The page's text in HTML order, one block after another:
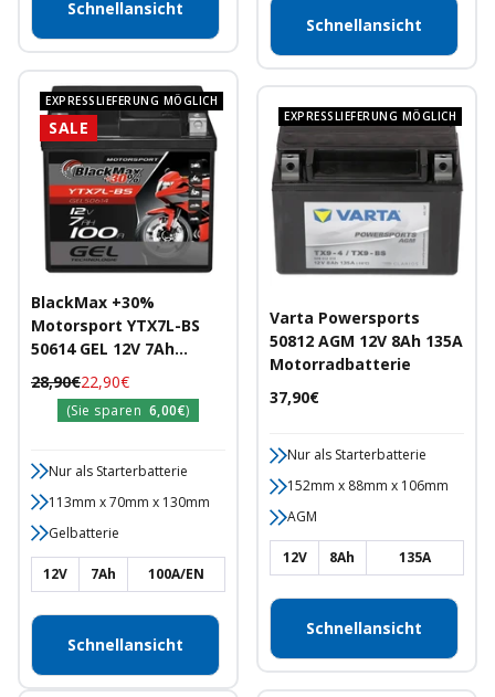
Schnellansicht
Schnellansicht
EXPRESSLIEFERUNG MÖGLICH
SALE
BlackMax +30%
Motorsport YTX7L-BS
50614 GEL 12V 7Ah
Motorradbatterie
Angebotspreis
22,90€
Regulärer
Preis
28,90€
(Sie sparen 6,00€)
Nur als Starterbatterie
113mm x 70mm x 130mm
Gelbatterie
12V 7Ah 100A/EN
Schnellansicht
EXPRESSLIEFERUNG MÖGLICH
Varta Powersports
50812 AGM 12V 8Ah 135A
Motorradbatterie
Angebotspreis
37,90€
Nur als Starterbatterie
152mm x 88mm x 106mm
AGM
12V 8Ah 135A
Schnellansicht